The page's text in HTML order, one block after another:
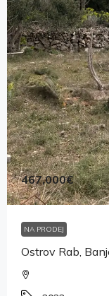
467,000€
NA PRODEJ
Ostrov Rab,